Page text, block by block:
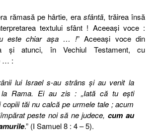
rămasă pe hârtie, erasfântă, trăirea însă
textului sfânt ! Aceeaşi voce :
este chiar aşa … !” Aceeaşi voce din
şi atunci, în Vechiul Testament, cu
… :
lui Israel s-au strâns şi au venit la
la Rama. Ei au zis : „Iată că tu eşti
copiii tăi nu calcă pe urmele tale ; acum
peste noi să ne judece, cum au
.” (I Samuel 8 : 4 – 5).